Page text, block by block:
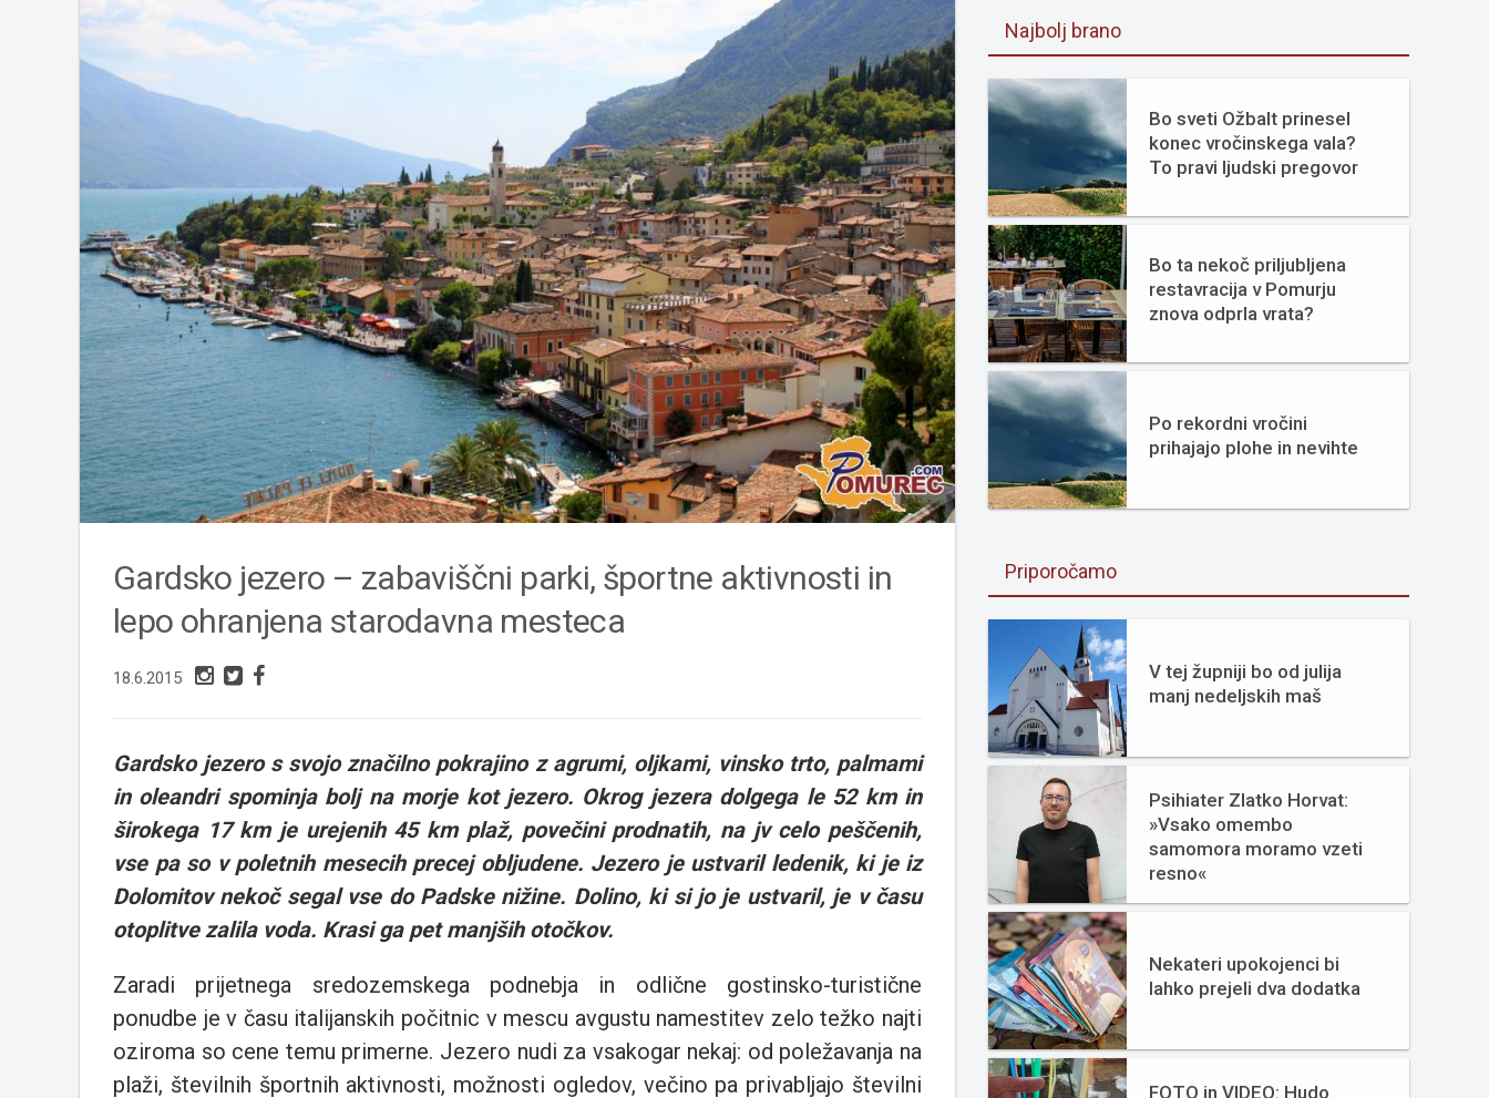
Gardsko jezero – zabaviščni parki, športne aktivnosti in
lepo ohranjena starodavna mesteca
18.6.2015
Gardsko jezero s svojo značilno pokrajino z agrumi, oljkami, vinsko trto, palmami
in oleandri spominja bolj na morje kot jezero. Okrog jezera dolgega le 52 km in
širokega 17 km je urejenih 45 km plaž, povečini prodnatih, na jv celo peščenih,
vse pa so v poletnih mesecih precej obljudene. Jezero je ustvaril ledenik, ki je iz
Dolomitov nekoč segal vse do Padske nižine. Dolino, ki si jo je ustvaril, je v času
otoplitve zalila voda. Krasi ga pet manjših otočkov.
Zaradi prijetnega sredozemskega podnebja in odlične gostinsko-turistične
ponudbe je v času italijanskih počitnic v mescu avgustu namestitev zelo težko najti
oziroma so cene temu primerne. Jezero nudi za vsakogar nekaj: od poležavanja na
plaži, številnih športnih aktivnosti, možnosti ogledov, večino pa privabljajo številni
Najbolj brano
Bo sveti Ožbalt prinesel
konec vročinskega vala?
To pravi ljudski pregovor
Bo ta nekoč priljubljena
restavracija v Pomurju
znova odprla vrata?
Po rekordni vročini
prihajajo plohe in nevihte
Priporočamo
V tej župniji bo od julija
manj nedeljskih maš
Psihiater Zlatko Horvat:
»Vsako omembo
samomora moramo vzeti
resno«
Nekateri upokojenci bi
lahko prejeli dva dodatka
FOTO in VIDEO: Hudo